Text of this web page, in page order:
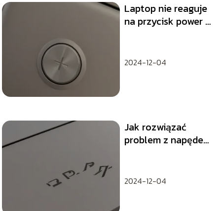
Laptop nie reaguje
na przycisk power –
2024-12-04
Jak rozwiązać
problem z napędem
2024-12-04